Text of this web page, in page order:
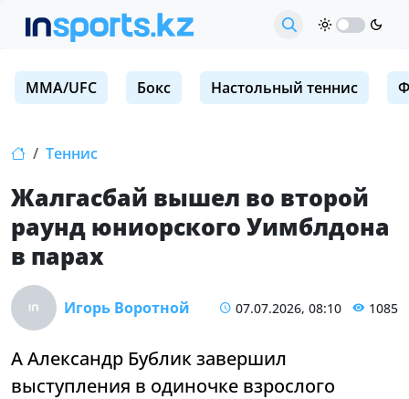
MMA/UFC Бокс Настольный теннис
Теннис
Жалгасбай вышел во второй
раунд юниорского Уимблдона
в парах
Игорь Воротной 07.07.2026, 08:10 1085
А Александр Бублик завершил
выступления в одиночке взрослого